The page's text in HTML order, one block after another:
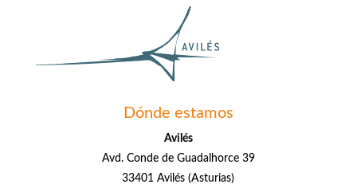
Dónde estamos
Avilés
Avd. Conde de Guadalhorce 39
33401 Avilés (Asturias)